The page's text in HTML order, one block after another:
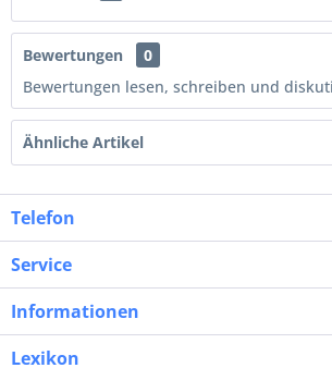
Bewertungen
0
Bewertungen lesen, schreiben und
Ähnliche Artikel
Telefon
Service
Informationen
Lexikon